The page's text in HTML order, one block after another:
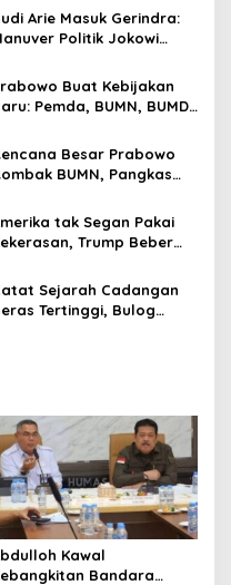
Bonus
Arie Masuk Gerindra:
Politik Jokowi
Buat Kebijakan
Pemda, BUMN, BUMD
Besar Prabowo
BUMN, Pangkas
tak Segan Pakai
Trump Beber
Sendiri
Sejarah Cadangan
Tertinggi, Bulog
Kawal
Bandara